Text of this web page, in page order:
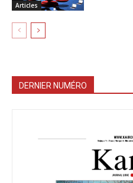
Articles
DERNIER NUMÉRO